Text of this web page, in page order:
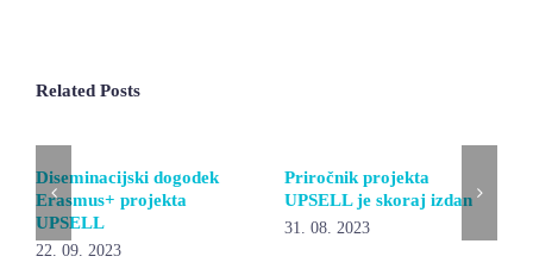
Related Posts
Diseminacijski dogodek
Erasmus+ projekta
UPSELL
22. 09. 2023
Priročnik projekta
UPSELL je skoraj izdan
31. 08. 2023